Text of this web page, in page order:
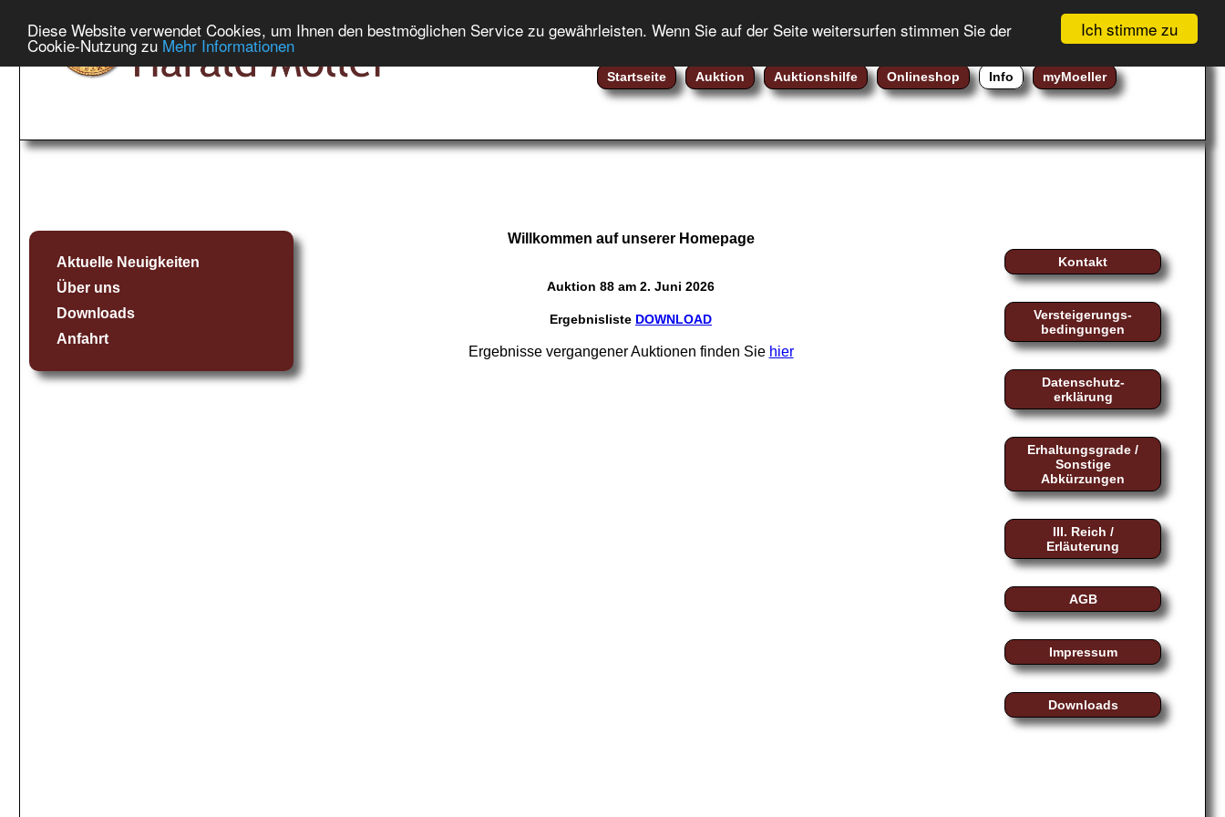
Ich stimme zu
Diese Website verwendet Cookies, um Ihnen den bestmöglichen Service zu gewährleisten. Wenn Sie auf der Seite weitersurfen stimmen Sie der
Cookie-Nutzung zu Mehr Informationen
Registrierung
GEBOTSLISTE (0 )
WARENKORB (0)
Startseite Auktion Auktionshilfe Onlineshop Info myMoeller
Aktuelle Neuigkeiten
Über uns
Downloads
Anfahrt
Willkommen auf unserer Homepage
Auktion 88 am 2. Juni 2026
Ergebnisliste DOWNLOAD
Ergebnisse vergangener Auktionen finden Sie hier
Kontakt
Versteigerungs-
bedingungen
Datenschutz-
erklärung
Erhaltungsgrade /
Sonstige
Abkürzungen
III. Reich /
Erläuterung
AGB
Impressum
Downloads